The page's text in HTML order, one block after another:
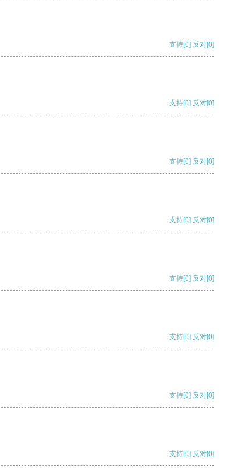
支持[0] 反对[0]
支持[0] 反对[0]
支持[0] 反对[0]
支持[0] 反对[0]
支持[0] 反对[0]
支持[0] 反对[0]
支持[0] 反对[0]
支持[0] 反对[0]